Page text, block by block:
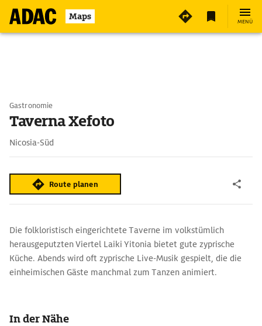
Maps MENÜ
Gastronomie
Taverna Xefoto
Nicosia-Süd
Route planen
Die folkloristisch eingerichtete Taverne im volkstümlich
herausgeputzten Viertel Laiki Yitonia bietet gute zyprische
Küche. Abends wird oft zyprische Live-Musik gespielt, die die
einheimischen Gäste manchmal zum Tanzen animiert.
In der Nähe